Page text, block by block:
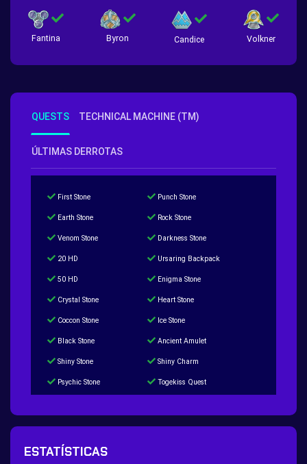
Fantina Byron Candice Volkner
QUESTS TECHNICAL MACHINE (TM)
ÚLTIMAS DERROTAS
First Stone Punch Stone
Earth Stone Rock Stone
Venom Stone Darkness Stone
20 HD Ursaring Backpack
50 HD Enigma Stone
Crystal Stone Heart Stone
Coccon Stone Ice Stone
Black Stone Ancient Amulet
Shiny Stone Shiny Charm
Psychic Stone Togekiss Quest
200 Great Ball Quest
ESTATÍSTICAS